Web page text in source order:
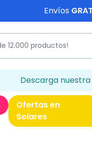
Envíos
Descarga nuestra
Ofertas en
Solares